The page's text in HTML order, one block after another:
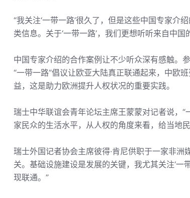
“我关注‘一带一路’很久了，但是这些中国专家
类信息。关于‘一带一路’，我们更想听听来自中国
中国专家介绍的合作案例让不少听众深有感触。
“一带一路”倡议让欧亚大陆真正联通起来，中欧
益，这是助力欧洲提升人权状况的重要实践。
瑞士中华联谊会青年论坛主席王蒙蒙对记者说，
家民众的生活水平，从人权的角度来看，给当地
瑞士外国记者协会主席彼得·肯尼供职于一家非
关。基础设施建设是发展的关键，我尤其关注‘
现联通。”